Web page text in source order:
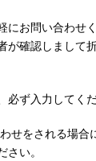
お問い合わせ
が確認しまして
ず入力してくだ
せをされる場合
さい。